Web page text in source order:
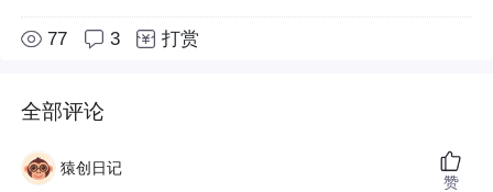
77 3 打赏
全部评论
猿创日记
赞